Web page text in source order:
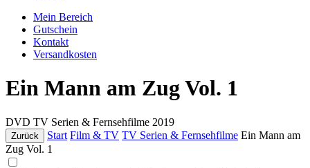
Mein Bereich
Gutschein
Kontakt
Versandkosten
Ein Mann am Zug Vol. 1
DVD TV Serien & Fernsehfilme 2019
Zurück Start Film & TV TV Serien & Fernsehfilme Ein Mann am
Zug Vol. 1